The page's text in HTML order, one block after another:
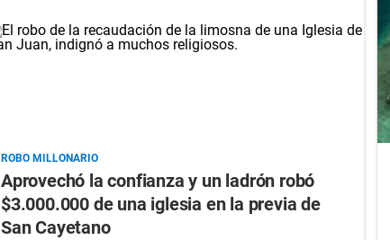
ROBO MILLONARIO
Aprovechó la confianza y un ladrón robó
$3.000.000 de una iglesia en la previa de
San Cayetano